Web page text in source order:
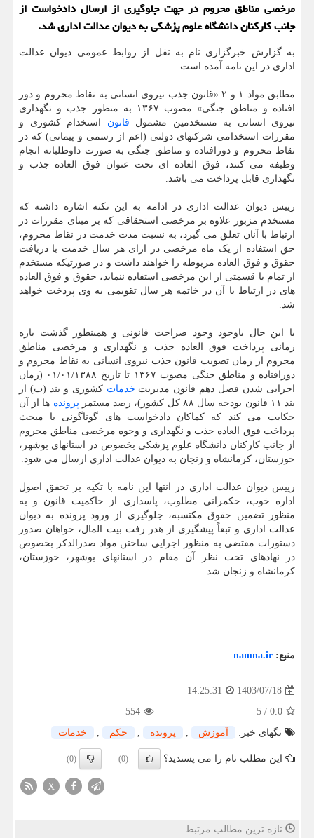
مرخصی مناطق محروم در جهت جلوگیری از ارسال دادخواست از
جانب کارکنان دانشگاه علوم پزشکی به دیوان عدالت اداری شد.
به گزارش خبرگزاری نام به نقل از روابط عمومی دیوان عدالت
اداری در این نامه آمده است:
مطابق مواد ۱ و ۲ «قانون جذب نیروی انسانی به نقاط محروم و دور
افتاده و مناطق جنگی» مصوب ۱۳۶۷ به منظور جذب و نگهداری
نیروی انسانی به مستخدمین مشمول قانون استخدام کشوری و
مقررات استخدامی شرکتهای دولتی (اعم از رسمی و پیمانی) که در
نقاط محروم و دورافتاده و مناطق جنگی به صورت داوطلبانه انجام
وظیفه می کنند، فوق العاده ای تحت عنوان فوق العاده جذب و
نگهداری قابل پرداخت می باشد.
رییس دیوان عدالت اداری در ادامه به این نکته اشاره داشته که
مستخدم مزبور علاوه بر مرخصی استحقاقی که بر مبنای مقررات در
ارتباط با آنان تعلق می گیرد، به نسبت مدت خدمت در نقاط محروم،
حق استفاده از یک ماه مرخصی در ازای هر سال خدمت با دریافت
حقوق و فوق العاده مربوطه را خواهند داشت و در صورتیکه مستخدم
از تمام یا قسمتی از این مرخصی استفاده ننماید، حقوق و فوق العاده
های در ارتباط با آن در خاتمه هر سال تقویمی به وی پردخت خواهد
شد.
با این حال باوجود وجود صراحت قانونی و همینطور گذشت بازه
زمانی پرداخت فوق العاده جذب و نگهداری و مرخصی مناطق
محروم از زمان تصویب قانون جذب نیروی انسانی به نقاط محروم و
دورافتاده و مناطق جنگی مصوب ۱۳۶۷ تا تاریخ ۰۱/۰۱/۱۳۸۸ (زمان
اجرایی شدن فصل دهم قانون مدیریت خدمات کشوری و بند (ب) از
بند ۱۱ قانون بودجه سال ۸۸ کل کشور)، رصد مستمر
پرونده ها از آن
حکایت می کند که کماکان دادخواست های گوناگونی با مبحث
پرداخت فوق العاده جذب و نگهداری و وجوه مرخصی مناطق محروم
از جانب کارکنان دانشگاه علوم پزشکی بخصوص در استانهای بوشهر،
خوزستان، کرمانشاه و زنجان به دیوان عدالت اداری ارسال می شود.
رییس دیوان عدالت اداری در انتها این نامه با تکیه بر تحقق اصول
اداره خوب، حکمرانی مطلوب، پاسداری از حاکمیت قانون و به
منظور تضمین حقوق مکتسبه، جلوگیری از ورود پرونده به دیوان
عدالت اداری و تبعاً پیشگیری از هدر رفت بیت المال، خواهان صدور
دستورات مقتضی به منظور اجرایی ساختن مواد صدرالذکر بخصوص
در نهادهای تحت نظر آن مقام در استانهای بوشهر، خوزستان،
کرمانشاه و زنجان شد.
منبع: namna.ir
1403/07/18
14:25:31
0.0
/
5
554
تگهای خبر:
آموزش , پرونده , حكم , خدمات
این مطلب نام را می پسندید؟ (0)
(0)
X
تازه ترین مطالب مرتبط